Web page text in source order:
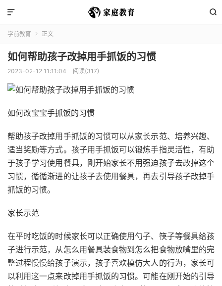


学前教育  正文
如何帮助孩子改掉用手抓饭的习惯
2023-02-12 11:11:04 阅读(317)
如何改宝宝手抓饭的习惯
帮助孩子改掉用手抓饭的习惯可以从家长示范、培养兴趣、
适当奖励等方式。孩子用手抓饭可以锻炼手指灵活性，有助
于孩子学习使用餐具，刚开始家长不用强迫孩子去改掉这个
习惯，循循渐进的让孩子去使用餐具，再去引导孩子改掉手
抓饭的习惯。
家长示范
在平时吃饭的时候家长可以正确使用勺子、筷子等餐具给孩
子进行示范，从怎么用餐具装食物到怎么把食物放嘴里的完
整过程慢慢给孩子演示，孩子喜欢模仿大人的行为，家长可
以利用这一点来改掉用手抓饭的习惯。可能在刚开始的引导